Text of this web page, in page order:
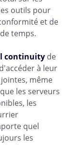
outils pour
et de
temps.
continuity de
à leur
même
les serveurs
les
quel
les